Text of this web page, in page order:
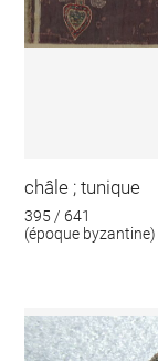
châle ; tunique
395 / 641
(époque byzantine)